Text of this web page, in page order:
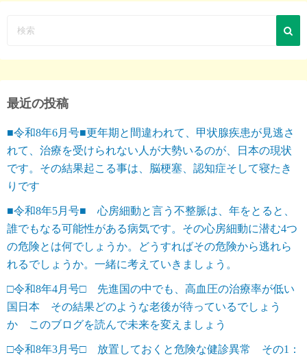
最近の投稿
■令和8年6月号■更年期と間違われて、甲状腺疾患が見逃さ
れて、治療を受けられない人が大勢いるのが、日本の現状
です。その結果起こる事は、脳梗塞、認知症そして寝たき
りです
■令和8年5月号■ 心房細動と言う不整脈は、年をとると、
誰でもなる可能性がある病気です。その心房細動に潜む4つ
の危険とは何でしょうか。どうすればその危険から逃れら
れるでしょうか。一緒に考えていきましょう。
□令和8年4月号□ 先進国の中でも、高血圧の治療率が低い
国日本 その結果どのような老後が待っているでしょう
か このブログを読んで未来を変えましょう
□令和8年3月号□ 放置しておくと危険な健診異常 その1：